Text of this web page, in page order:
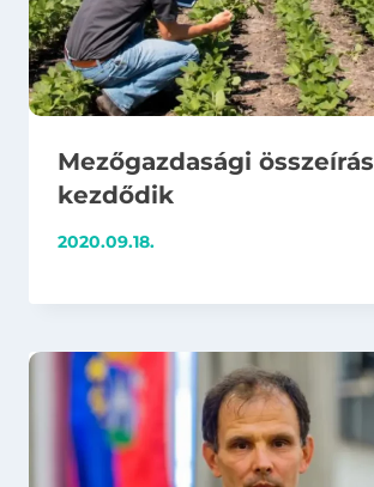
Mezőgazdasági összeírás
kezdődik
2020.09.18.